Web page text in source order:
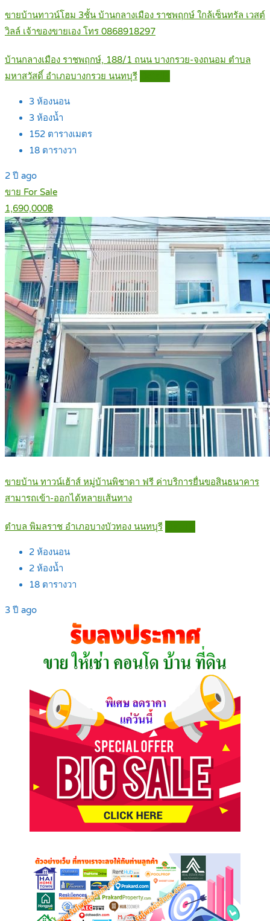
ขายบ้านทาวน์โฮม 3ชั้น บ้านกลางเมือง ราชพฤกษ์ ใกล้เซ็นทรัล เวสต์
วิลล์ เจ้าของขายเอง โทร 0868918297
บ้านกลางเมือง ราชพฤกษ์, 188/1 ถนน บางกรวย-จงถนอม ตำบล
มหาสวัสดิ์ อำเภอบางกรวย นนทบุรี
3 ห้องนอน
3 ห้องน้ำ
152 ตารางเมตร
18 ตารางวา
2 ปี ago
ขาย For Sale
1,690,000฿
ขายบ้าน ทาวน์เฮ้าส์ หมู่บ้านพิชาดา ฟรี ค่าบริการยื่นขอสินธนาคาร
สามารถเข้า-ออกได้หลายเส้นทาง
ตำบล พิมลราช อำเภอบางบัวทอง นนทบุรี
2 ห้องนอน
2 ห้องน้ำ
18 ตารางวา
3 ปี ago